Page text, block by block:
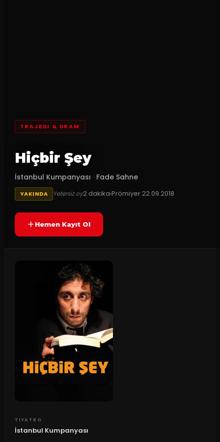
TRAJEDI & DRAM
Hiçbir Şey
İstanbul Kumpanyası · Fade Sahne
YAKINDA Yetersiz oy2 dakikaPrömiyer 22.09.2018
Hemen Kayıt Ol
TIYATRO
İstanbul Kumpanyası